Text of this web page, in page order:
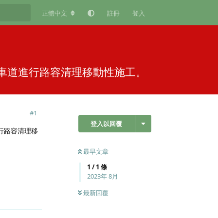
正體中文 註冊 登入
進行路容清理移動性施工。
登入以回覆
最早文章
1 /1 條
2023年 8月
最新回覆
#1
路容清理移